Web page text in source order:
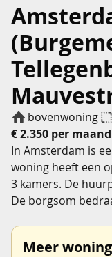
bovenwoning
€ 2.350 per maand
In Amsterdam is
woning heeft een
3 kamers. De
De borgsom
Meer